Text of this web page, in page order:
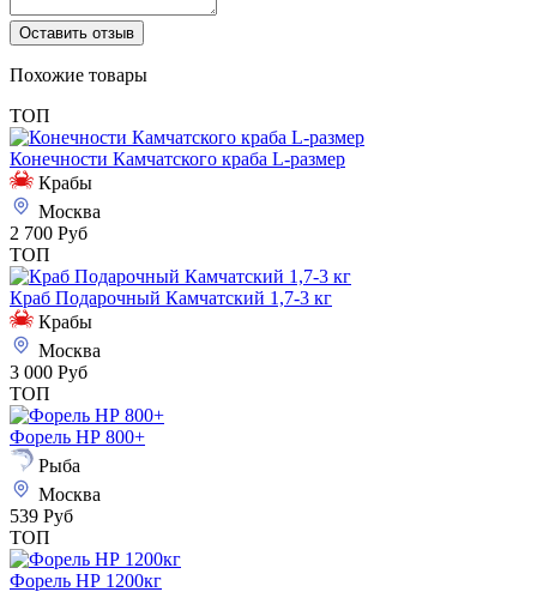
Оставить отзыв
Похожие товары
ТОП
Конечности Камчатского краба L-размер
Крабы
Москва
2 700 Руб
ТОП
Краб Подарочный Камчатский 1,7-3 кг
Крабы
Москва
3 000 Руб
ТОП
Форель НР 800+
Рыба
Москва
539 Руб
ТОП
Форель НР 1200кг